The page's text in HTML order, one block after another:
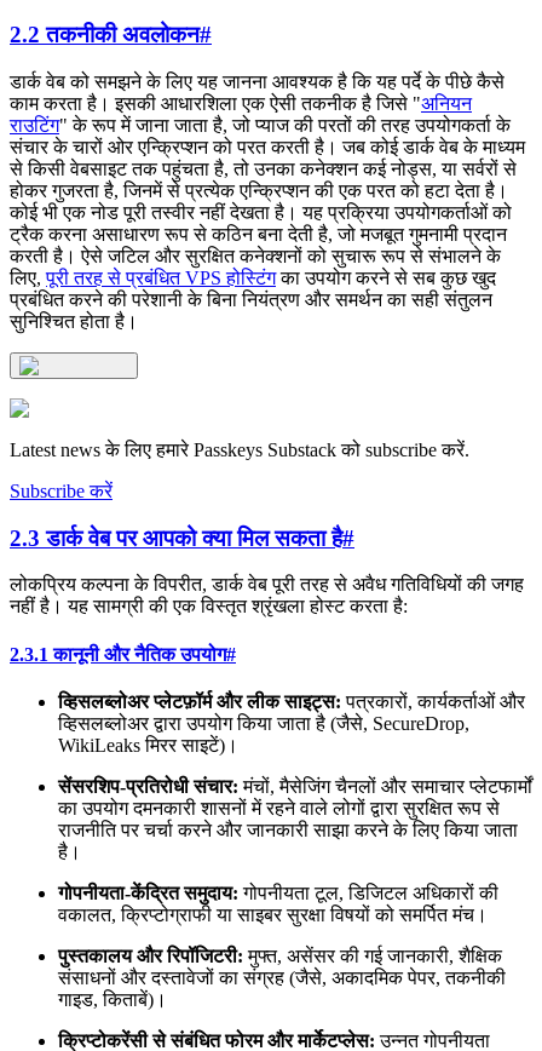
2.2 तकनीकी अवलोकन#
डार्क वेब को समझने के लिए यह जानना आवश्यक है कि यह पर्दे के पीछे कैसे
काम करता है। इसकी आधारशिला एक ऐसी तकनीक है जिसे "अनियन
राउटिंग" के रूप में जाना जाता है, जो प्याज की परतों की तरह उपयोगकर्ता के
संचार के चारों ओर एन्क्रिप्शन को परत करती है। जब कोई डार्क वेब के माध्यम
से किसी वेबसाइट तक पहुंचता है, तो उनका कनेक्शन कई नोड्स, या सर्वरों से
होकर गुजरता है, जिनमें से प्रत्येक एन्क्रिप्शन की एक परत को हटा देता है।
कोई भी एक नोड पूरी तस्वीर नहीं देखता है। यह प्रक्रिया उपयोगकर्ताओं को
ट्रैक करना असाधारण रूप से कठिन बना देती है, जो मजबूत गुमनामी प्रदान
करती है। ऐसे जटिल और सुरक्षित कनेक्शनों को सुचारू रूप से संभालने के
लिए,पूरी तरह से प्रबंधित VPS होस्टिंगका उपयोग करने से सब कुछ खुद
प्रबंधित करने की परेशानी के बिना नियंत्रण और समर्थन का सही संतुलन
सुनिश्चित होता है।
Latest news के लिए हमारे Passkeys Substack को subscribe करें.
Subscribe करें
2.3 डार्क वेब पर आपको क्या मिल सकता है#
लोकप्रिय कल्पना के विपरीत, डार्क वेब पूरी तरह से अवैध गतिविधियों की जगह
नहीं है। यह सामग्री की एक विस्तृत श्रृंखला होस्ट करता है:
2.3.1 कानूनी और नैतिक उपयोग#
व्हिसलब्लोअर प्लेटफ़ॉर्म और लीक साइट्स: पत्रकारों, कार्यकर्ताओं और
व्हिसलब्लोअर द्वारा उपयोग किया जाता है (जैसे, SecureDrop,
WikiLeaks मिरर साइटें)।
सेंसरशिप-प्रतिरोधी संचार: मंचों, मैसेजिंग चैनलों और समाचार प्लेटफार्मों
का उपयोग दमनकारी शासनों में रहने वाले लोगों द्वारा सुरक्षित रूप से
राजनीति पर चर्चा करने और जानकारी साझा करने के लिए किया जाता
है।
गोपनीयता-केंद्रित समुदाय: गोपनीयता टूल, डिजिटल अधिकारों की
वकालत, क्रिप्टोग्राफी या साइबर सुरक्षा विषयों को समर्पित मंच।
पुस्तकालय और रिपॉजिटरी: मुफ्त, असेंसर की गई जानकारी, शैक्षिक
संसाधनों और दस्तावेजों का संग्रह (जैसे, अकादमिक पेपर, तकनीकी
गाइड, किताबें)।
क्रिप्टोकरेंसी से संबंधित फोरम और मार्केटप्लेस: उन्नत गोपनीयता